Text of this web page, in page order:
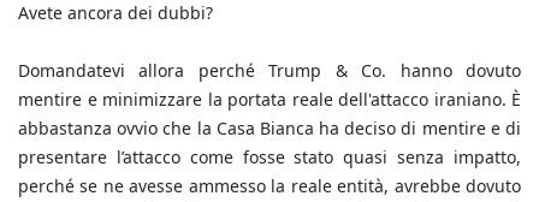
Avete ancora dei dubbi?
Domandatevi allora perché Trump & Co. hanno dovuto
mentire e minimizzare la portata reale dell'attacco iraniano. È
abbastanza ovvio che la Casa Bianca ha deciso di mentire e di
presentare l’attacco come fosse stato quasi senza impatto,
perché se ne avesse ammesso la reale entità, avrebbe dovuto